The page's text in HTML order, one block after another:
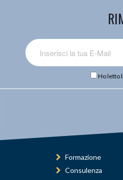
Ho letto
Formazione
Consulenza